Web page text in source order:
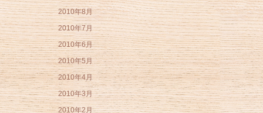
2010年8月
2010年7月
2010年6月
2010年5月
2010年4月
2010年3月
2010年2月